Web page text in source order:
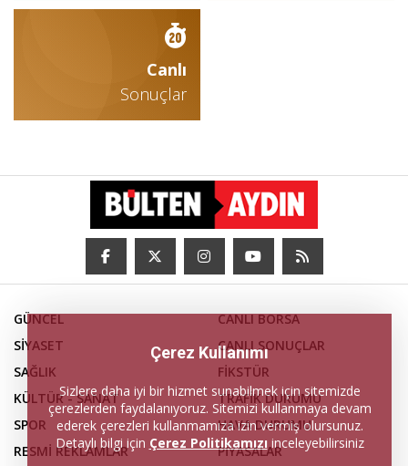
Canlı
Sonuçlar
GÜNCEL
SİYASET
SAĞLIK
KÜLTÜR - SANAT
SPOR
RESMİ REKLAMLAR
CANLI BORSA
CANLI SONUÇLAR
FİKSTÜR
TRAFİK DURUMU
HAVA DURUMU
PİYASALAR
Çerez Kullanımı
Sizlere daha iyi bir hizmet sunabilmek için sitemizde
çerezlerden faydalanıyoruz. Sitemizi kullanmaya devam
ederek çerezleri kullanmamıza izin vermiş olursunuz.
Detaylı bilgi için Çerez Politikamızıinceleyebilirsiniz